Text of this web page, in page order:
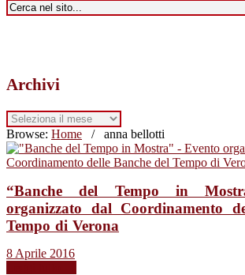
Archivi
Archivi
Browse: Home / anna bellotti
“Banche del Tempo in
organizzato dal Coordinamento
Tempo di Verona
8 Aprile 2016